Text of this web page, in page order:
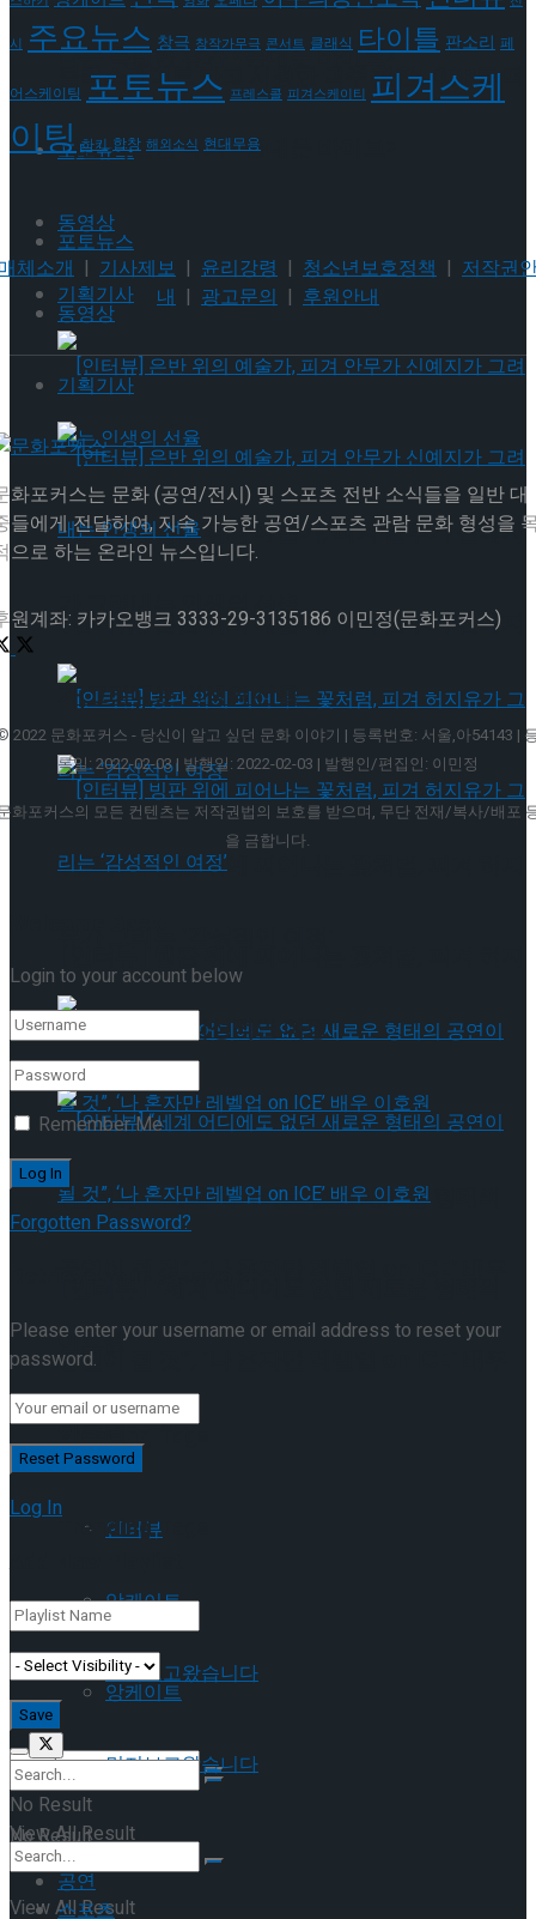
나는 특별한 휴가 <동대문 바이브>
포토뉴스
동영상
기획기사
[인터뷰] 은반 위의 예술가, 피겨 안무가 신예지
가 그려내는 인생의 선율
[인터뷰] 빙판 위에 피어나는 꽃처럼, 피겨 허지
[인터뷰] “세계 어디에도 없던 새로운 형태의
이호원
Trending Tags
인터뷰
앙케이트
먼저보고왔습니다
No Result
View All Result
롤러스케이트 타고 시원한 맥주 한잔! DDP로 떠
나는 특별한 휴가 <동대문 바이브>
포토뉴스
동영상
기획기사
[인터뷰] 은반 위의 예술가, 피겨 안무가 신예지
가 그려내는 인생의 선율
유가 그리는 ‘감성적인 여정’
공연이 될 것”, ‘나 혼자만 레벨업 on ICE’ 배우
이호원
Trending Tags
인터뷰
앙케이트
먼저보고왔습니다
시 주요뉴스 창극 창작가무극 콘서트 클래식 타이틀 판소리 페
어스케이팅 포토뉴스 프레스콜 피겨스케이티 피겨스케
이팅 하키 합창 해외소식 현대무용
체소개 | 기사제보 | 윤리강령 | 청소년보호정책 | 저작권
내 | 광고문의 | 후원안내
화포커스는 문화 (공연/전시) 및 스포츠 전반 소식들을 일반 대
들에게 전달하여, 지속 가능한 공연/스포츠 관람 문화 형성을
으로 하는 온라인 뉴스입니다.
원계좌: 카카오뱅크 3333-29-3135186 이민정(문화포커스)
2022 문화포커스 - 당신이 알고 싶던 문화 이야기 | 등록번호: 서울,아54143 |
록일: 2022-02-03 | 발행일: 2022-02-03 | 발행인/편집인: 이민정
화포커스의 모든 컨텐츠는 저작권법의 보호를 받으며, 무단 전재/복사/배포
을 금합니다.
Login to your account below
Remember Me
Forgotten Password?
Please enter your username or email address to reset your
password.
Log In
No Result
View All Result
공연
스포츠